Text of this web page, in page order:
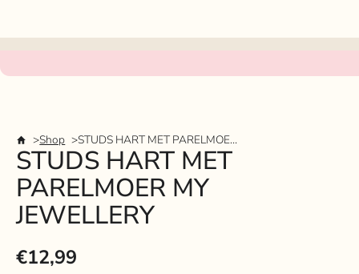
Shop STUDS HART MET PARELMOER MY JEWELLERY
STUDS HART MET
PARELMOER MY
JEWELLERY
€12,99